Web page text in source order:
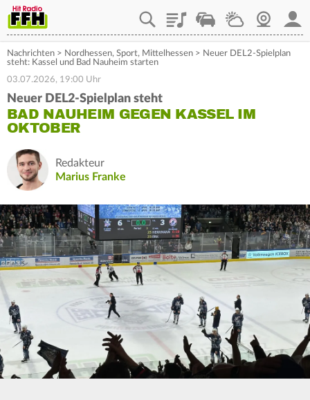
PlaylistStaupilotWetterWebcam
Nachrichten > Nordhessen, Sport, Mittelhessen > Neuer DEL2-Spielplan
steht: Kassel und Bad Nauheim starten
03.07.2026, 19:00 Uhr
Neuer DEL2-Spielplan steht
BAD NAUHEIM GEGEN KASSEL IM
OKTOBER
Redakteur
Marius Franke